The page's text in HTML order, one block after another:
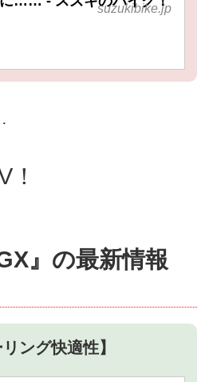
suzukibike.jp
』の最新情報
ング快適性】